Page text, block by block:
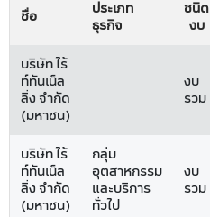
ชื่อ
ประเภท
ธุรกิจ
ชนิด
งบ
บริษัท ไร้
ท์ทันเน็ล
ลิ่ง จำกัด
(มหาชน)
งบ
รวม
บริษัท ไร้
ท์ทันเน็ล
ลิ่ง จำกัด
(มหาชน)
กลุ่ม
อุตสาหกรรม
และบริการ
ทั่วไป
งบ
รวม